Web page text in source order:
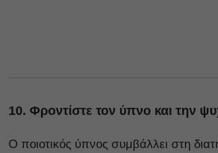
10. Φροντίστε τον ύπνο και την
Ο ποιοτικός ύπνος συμβάλλει στη